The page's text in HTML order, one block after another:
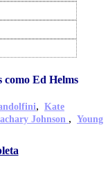
como Ed Helms
, Kate
Johnson , Young